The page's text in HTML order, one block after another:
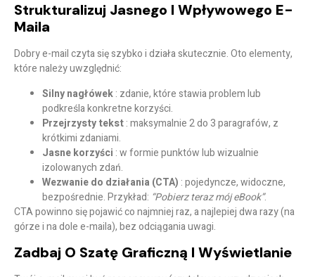
Strukturalizuj Jasnego I Wpływowego E-
Maila
Dobry e-mail czyta się szybko i działa skutecznie. Oto elementy,
które należy uwzględnić:
Silny nagłówek: zdanie, które stawia problem lub
podkreśla konkretne korzyści.
Przejrzysty tekst: maksymalnie 2 do 3 paragrafów, z
krótkimi zdaniami.
Jasne korzyści : w formie punktów lub wizualnie
izolowanych zdań.
Wezwanie do działania (CTA) : pojedyncze, widoczne,
bezpośrednie. Przykład: “Pobierz teraz mój eBook”.
CTA powinno się pojawić co najmniej raz, a najlepiej dwa razy (na
górze i na dole e-maila), bez odciągania uwagi.
Zadbaj O Szatę Graficzną I Wyświetlanie